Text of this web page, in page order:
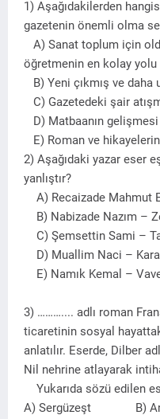
1) Aşağıdakilerden
gazetenin önemli olma
A) Sanat toplum için
öğretmenin en kolay yolu
B) Yeni çıkmış ve daha
C) Gazetedeki şair
D) Matbaanın gelişmesi
E) Roman ve
2) Aşağıdaki yazar eser
yanlıştır?
A) Recaizade Mahmut
B) Nabizade Nazım –
C) Şemsettin Sami –
D) Muallim Naci –
E) Namık Kemal –
3) ……….... adlı roman
ticaretinin sosyal
anlatılır. Eserde, Dilber
Nil nehrine atlayarak
Yukarıda sözü edilen
A) Sergüzeşt B)